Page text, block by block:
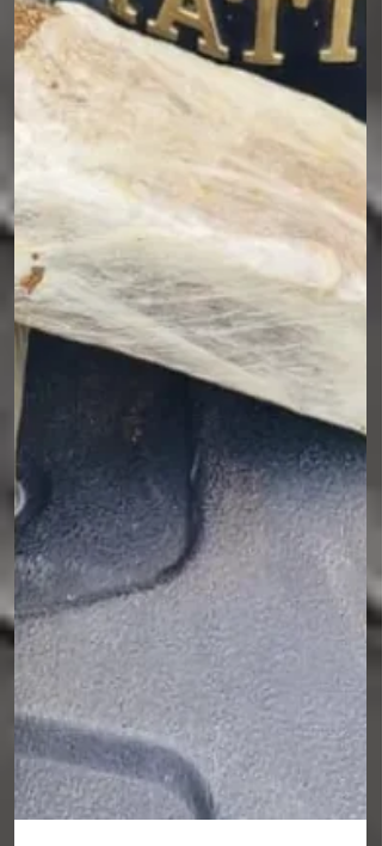
acordo com informações apuradas pelo
Portal Agreste Violento, os suspeitos
efetuaram diversos disparos de arma de
fogo contra o mototaxista. José Orlando foi
at